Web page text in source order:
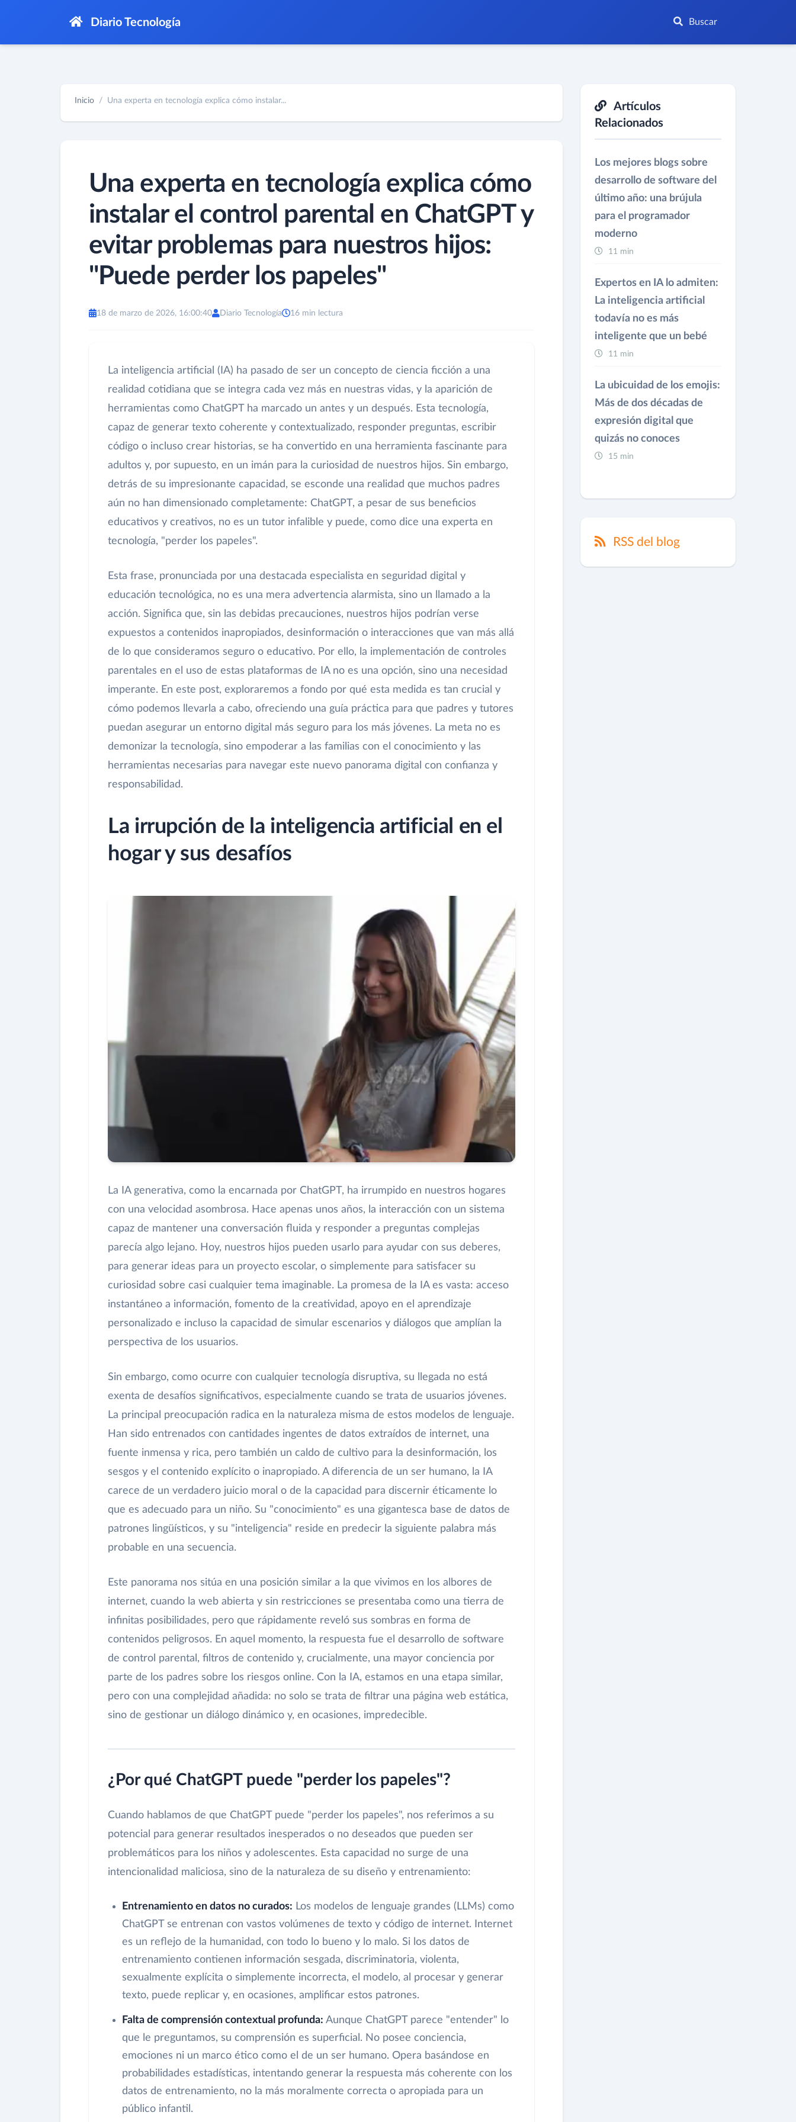
Diario Tecnología Buscar
Inicio Una experta en tecnología explica cómo instalar...
Una experta en tecnología explica cómo
instalar el control parental en ChatGPT y
evitar problemas para nuestros hijos:
"Puede perder los papeles"
18 de marzo de 2026, 16:00:40 Diario Tecnología 16 min lectura
La inteligencia artificial (IA) ha pasado de ser un concepto de ciencia ficción a una
realidad cotidiana que se integra cada vez más en nuestras vidas, y la aparición de
herramientas como ChatGPT ha marcado un antes y un después. Esta tecnología,
capaz de generar texto coherente y contextualizado, responder preguntas, escribir
código o incluso crear historias, se ha convertido en una herramienta fascinante para
adultos y, por supuesto, en un imán para la curiosidad de nuestros hijos. Sin embargo,
detrás de su impresionante capacidad, se esconde una realidad que muchos padres
aún no han dimensionado completamente: ChatGPT, a pesar de sus beneficios
educativos y creativos, no es un tutor infalible y puede, como dice una experta en
tecnología, "perder los papeles".
Esta frase, pronunciada por una destacada especialista en seguridad digital y
educación tecnológica, no es una mera advertencia alarmista, sino un llamado a la
acción. Significa que, sin las debidas precauciones, nuestros hijos podrían verse
expuestos a contenidos inapropiados, desinformación o interacciones que van más allá
de lo que consideramos seguro o educativo. Por ello, la implementación de controles
parentales en el uso de estas plataformas de IA no es una opción, sino una necesidad
imperante. En este post, exploraremos a fondo por qué esta medida es tan crucial y
cómo podemos llevarla a cabo, ofreciendo una guía práctica para que padres y tutores
puedan asegurar un entorno digital más seguro para los más jóvenes. La meta no es
demonizar la tecnología, sino empoderar a las familias con el conocimiento y las
herramientas necesarias para navegar este nuevo panorama digital con confianza y
responsabilidad.
La irrupción de la inteligencia artificial en el
hogar y sus desafíos
La IA generativa, como la encarnada por ChatGPT, ha irrumpido en nuestros hogares
con una velocidad asombrosa. Hace apenas unos años, la interacción con un sistema
capaz de mantener una conversación fluida y responder a preguntas complejas
parecía algo lejano. Hoy, nuestros hijos pueden usarlo para ayudar con sus deberes,
para generar ideas para un proyecto escolar, o simplemente para satisfacer su
curiosidad sobre casi cualquier tema imaginable. La promesa de la IA es vasta: acceso
instantáneo a información, fomento de la creatividad, apoyo en el aprendizaje
personalizado e incluso la capacidad de simular escenarios y diálogos que amplían la
perspectiva de los usuarios.
Sin embargo, como ocurre con cualquier tecnología disruptiva, su llegada no está
exenta de desafíos significativos, especialmente cuando se trata de usuarios jóvenes.
La principal preocupación radica en la naturaleza misma de estos modelos de lenguaje.
Han sido entrenados con cantidades ingentes de datos extraídos de internet, una
fuente inmensa y rica, pero también un caldo de cultivo para la desinformación, los
sesgos y el contenido explícito o inapropiado. A diferencia de un ser humano, la IA
carece de un verdadero juicio moral o de la capacidad para discernir éticamente lo
que es adecuado para un niño. Su "conocimiento" es una gigantesca base de datos de
patrones lingüísticos, y su "inteligencia" reside en predecir la siguiente palabra más
probable en una secuencia.
Este panorama nos sitúa en una posición similar a la que vivimos en los albores de
internet, cuando la web abierta y sin restricciones se presentaba como una tierra de
infinitas posibilidades, pero que rápidamente reveló sus sombras en forma de
contenidos peligrosos. En aquel momento, la respuesta fue el desarrollo de software
de control parental, filtros de contenido y, crucialmente, una mayor conciencia por
parte de los padres sobre los riesgos online. Con la IA, estamos en una etapa similar,
pero con una complejidad añadida: no solo se trata de filtrar una página web estática,
sino de gestionar un diálogo dinámico y, en ocasiones, impredecible.
¿Por qué ChatGPT puede "perder los papeles"?
Cuando hablamos de que ChatGPT puede "perder los papeles", nos referimos a su
potencial para generar resultados inesperados o no deseados que pueden ser
problemáticos para los niños y adolescentes. Esta capacidad no surge de una
intencionalidad maliciosa, sino de la naturaleza de su diseño y entrenamiento:
Entrenamiento en datos no curados: Los modelos de lenguaje grandes (LLMs) como
ChatGPT se entrenan con vastos volúmenes de texto y código de internet. Internet
es un reflejo de la humanidad, con todo lo bueno y lo malo. Si los datos de
entrenamiento contienen información sesgada, discriminatoria, violenta,
sexualmente explícita o simplemente incorrecta, el modelo, al procesar y generar
texto, puede replicar y, en ocasiones, amplificar estos patrones.
Falta de comprensión contextual profunda: Aunque ChatGPT parece "entender" lo
que le preguntamos, su comprensión es superficial. No posee conciencia,
emociones ni un marco ético como el de un ser humano. Opera basándose en
probabilidades estadísticas, intentando generar la respuesta más coherente con los
datos de entrenamiento, no la más moralmente correcta o apropiada para un
público infantil.
Artículos
Relacionados
Los mejores blogs sobre
desarrollo de software del
último año: una brújula
para el programador
moderno
11 min
Expertos en IA lo admiten:
La inteligencia artificial
todavía no es más
inteligente que un bebé
11 min
La ubicuidad de los emojis:
Más de dos décadas de
expresión digital que
quizás no conoces
15 min
RSS del blog